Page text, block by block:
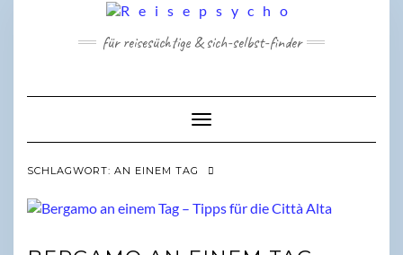
für reisesüchtige & sich-selbst-finder
Toggle Navigation
SCHLAGWORT: AN EINEM TAG